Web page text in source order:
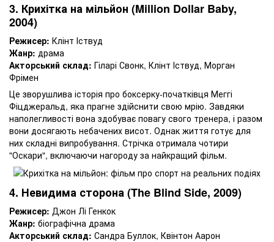
3. Крихітка на мільйон (Million Dollar Baby,
2004)
Режисер: Клінт Іствуд
Жанр: драма
Акторський склад: Гіларі Свонк, Клінт Іствуд, Морган
Фрімен
Це зворушлива історія про боксерку-початківця Меггі
Фіцджеральд, яка прагне здійснити свою мрію. Завдяки
наполегливості вона здобуває повагу свого тренера, і разом
вони досягають небачених висот. Однак життя готує для
них складні випробування. Стрічка отримала чотири
"Оскари", включаючи нагороду за найкращий фільм.
4. Невидима сторона (The Blind Side, 2009)
Режисер: Джон Лі Генкок
Жанр: біографічна драма
Акторський склад: Сандра Буллок, Квінтон Аарон